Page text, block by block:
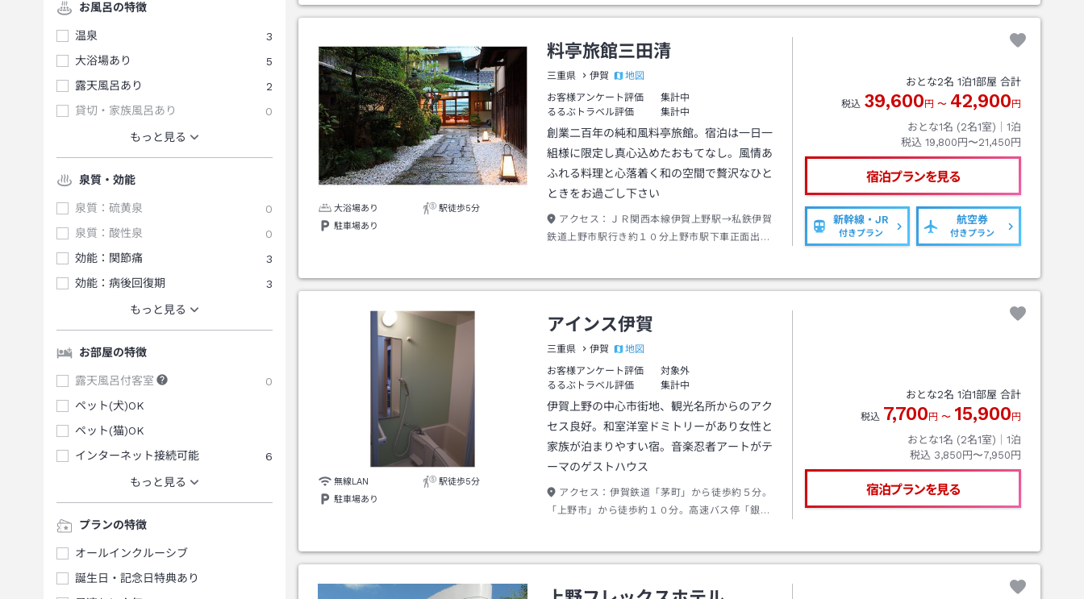
お風呂の特徴
温泉
3
大浴場あり
5
露天風呂あり
2
貸切・家族風呂あり
0
もっと見る
泉質・効能
泉質：硫黄泉
0
泉質：酸性泉
0
効能：関節痛
3
効能：病後回復期
3
もっと見る
お部屋の特徴
露天風呂付客室
0
ペット(犬)OK
ペット(猫)OK
インターネット接続可能
6
もっと見る
プランの特徴
オールインクルーシブ
誕生日・記念日特典あり
大浴場あり
駅徒歩5分
駐車場あり
料亭旅館三田清
三重県 伊賀
地図
お客様アンケート評価
集計中
るるぶトラベル評価
集計中
創業二百年の純和風料亭旅館。宿泊は一日一
組様に限定し真心込めたおもてなし。風情あ
ふれる料理と心落着く和の空間で贅沢なひと
ときをお過ごし下さい
アクセス：
ＪＲ関西本線伊賀上野駅→私鉄伊賀
鉄道上野市駅行き約１０分上野市駅下車正面出口
おとな2名 1泊1部屋 合計
税込 39,600 円 〜 42,900 円
おとな1名 (2名1室)｜ 1泊
税込 19,800円〜21,450円
宿泊プランを見る
新幹線・JR
付きプラン
航空券
付きプラン
無線LAN
駅徒歩5分
駐車場あり
アインス伊賀
三重県 伊賀
地図
お客様アンケート評価
対象外
るるぶトラベル評価
集計中
伊賀上野の中心市街地、観光名所からのアク
セス良好。和室洋室ドミトリーがあり女性と
家族が泊まりやすい宿。音楽忍者アートがテ
ーマのゲストハウス
アクセス： 伊賀鉄道「茅町」から徒歩約５分。
「上野市」から徒歩約１０分。高速バス停「銀座
おとな2名 1泊1部屋 合計
税込 7,700 円 〜 15,900 円
おとな1名 (2名1室)｜ 1泊
税込 3,850円〜7,950円
宿泊プランを見る